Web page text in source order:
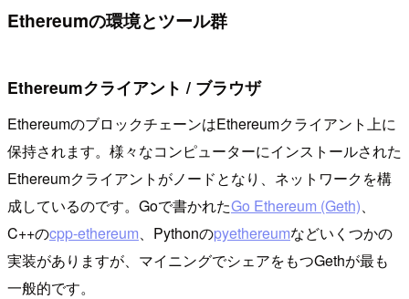
Ethereumの環境とツール群
Ethereumクライアント / ブラウザ
EthereumのブロックチェーンはEthereumクライアント上に
保持されます。様々なコンピューターにインストールされた
Ethereumクライアントがノードとなり、ネットワークを構
成しているのです。Goで書かれたGo Ethereum (Geth)、
C++のcpp-ethereum、Pythonのpyethereumなどいくつかの
実装がありますが、マイニングでシェアをもつGethが最も
一般的です。